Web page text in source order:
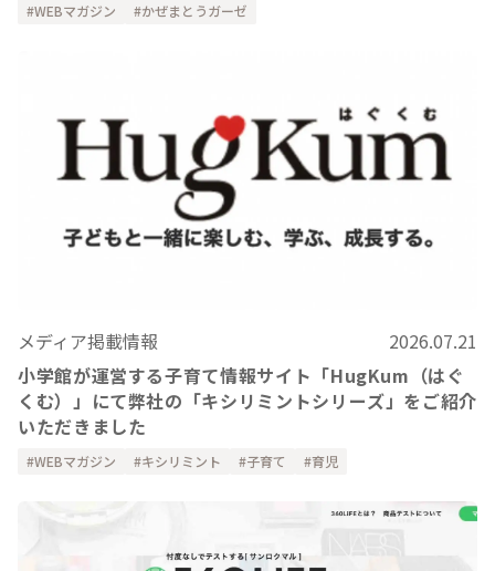
WEBマガジン かぜまとうガーゼ
メディア掲載情報
2026.07.21
小学館が運営する子育て情報サイト「HugKum（はぐ
くむ）」にて弊社の「キシリミントシリーズ」をご紹介
いただきました
WEBマガジン キシリミント 子育て 育児